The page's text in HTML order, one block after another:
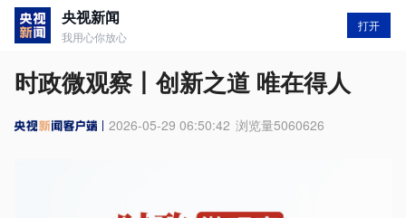
央视新闻
我用心你放心
打开
时政微观察丨创新之道 唯在得人
2026-05-29 06:50:42 浏览量5060626